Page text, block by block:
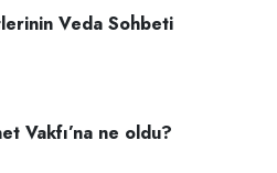
Veda Sohbeti
Vakfı’na ne oldu?